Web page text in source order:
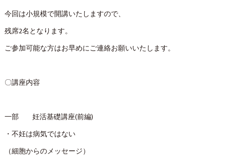
今回は小規模で開講いたしますので、
残席2名となります。
ご参加可能な方はお早めにご連絡お願いいたします。
〇講座内容
一部 妊活基礎講座(前編)
・不妊は病気ではない
（細胞からのメッセージ）